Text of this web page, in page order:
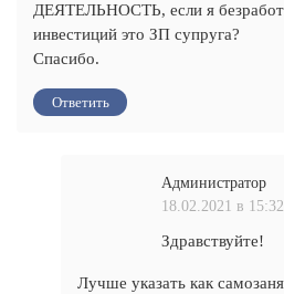
ДЕЯТЕЛЬНОСТЬ, если я
инвестиций это ЗП супруга?
Спасибо.
Ответить
Администратор
18.02.2021 в 15:32
Здравствуйте!
Лучше указать как